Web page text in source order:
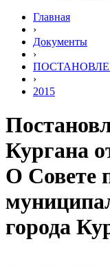
Главная
›
Документы
›
›
2015
Кургана
О Совете
города